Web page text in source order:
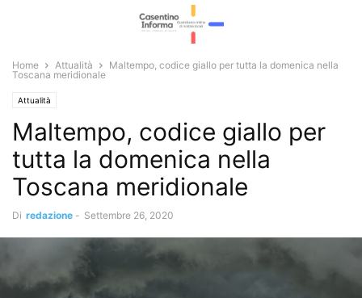
Home Attualità
Maltempo, codice giallo per tutta la domenica nella
Toscana meridionale
Attualità
Maltempo, codice giallo per
tutta la domenica nella
Toscana meridionale
Di redazione - Settembre 26, 2020